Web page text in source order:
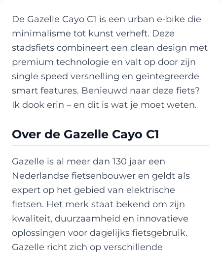
De Gazelle Cayo C1 is een urban e-bike die
minimalisme tot kunst verheft. Deze
stadsfiets combineert een clean design met
premium technologie en valt op door zijn
single speed versnelling en geïntegreerde
smart features. Benieuwd naar deze fiets?
Ik dook erin – en dit is wat je moet weten.
Over de Gazelle Cayo C1
Gazelle is al meer dan 130 jaar een
Nederlandse fietsenbouwer en geldt als
expert op het gebied van elektrische
fietsen. Het merk staat bekend om zijn
kwaliteit, duurzaamheid en innovatieve
oplossingen voor dagelijks fietsgebruik.
Gazelle richt zich op verschillende